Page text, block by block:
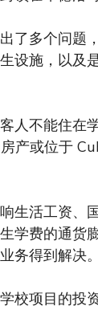
了多个问题
设施，以及
人不能住在
产或位于
生活工资、
学费的通货
务得到解决。
校项目的投